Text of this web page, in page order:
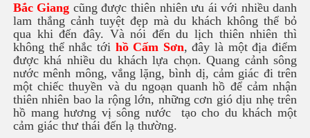
Bắc Giang cũng được thiên nhiên ưu ái với nhiều danh
lam thắng cảnh tuyệt đẹp mà du khách không thể bỏ
qua khi đến đây. Và nói đến du lịch thiên nhiên thì
không thể nhắc tới hồ Cấm Sơn, đây là một địa điểm
được khá nhiều du khách lựa chọn. Quang cảnh sông
nước mênh mông, vắng lặng, bình dị, cảm giác đi trên
một chiếc thuyền và du ngoạn quanh hồ để cảm nhận
thiên nhiên bao la rộng lớn, những cơn gió dịu nhẹ trên
hồ mang hương vị sông nước tạo cho du khách một
cảm giác thư thái đến lạ thường.